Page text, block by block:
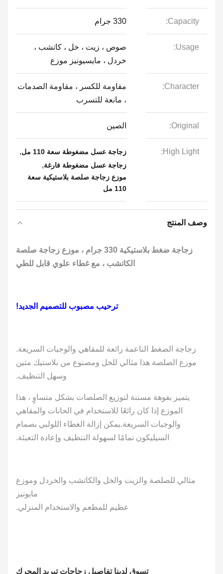
Capacity:
Usage:
صوص ، زيت ، خل ، كاتشب ،
خردل ، مايسيونيز موزع
Character:
مقاومة للكسر ، مقاومة الصدمات
، مانعة للتسرب
Original: الصين
High Light: زجاجة عسل مضغوطة سعة 110 مل ,
زجاجة عسل مضغوطة فارغة,
موزع زجاجة صلصة بلاستيكية سعة
وصف المنتج
زجاجة ضغط بلاستيكية 330 جرام ، موزع زجاجة صلصة
الكاتشب ، مع غطاء علوي قابل للطي
ترحيب مصبوب للتصميم الجديد!
زجاجة الضغط الناعمة رائعة للمقاهي والوجبات السريعة.
موزع الصلصة هذا مثالي للخل ومصنوع من بلاستيك متين
وسهل التنظيف.
يتميز بفوهة مسننة لتوزيع الصلصات بشكل متساوٍ ، هذا
الموزع إذا كان رائعًا للاستخدام في الحانات والمقاهي
والوجبات السريعة.يمكن إزالة الغطاء اللولبي بصمام
السيليكون تمامًا لسهولة التنظيف وإعادة التعبئة.
مثالي للصلصة والزيت والخل والكاتشب والخردل وموزع
مايونيز
عظيم للمطعم والاستخدام المنزلي.
تسوق لدينا تفاصيل زجاجات تبريد المحرك